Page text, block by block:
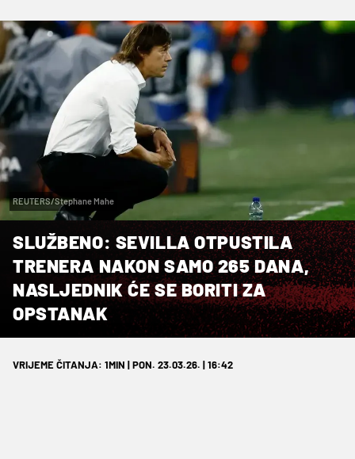
REUTERS/Stephane Mahe
SLUŽBENO: SEVILLA OTPUSTILA
TRENERA NAKON SAMO 265 DANA,
NASLJEDNIK ĆE SE BORITI ZA
OPSTANAK
VRIJEME ČITANJA: 1MIN | PON. 23.03.26. | 16:42